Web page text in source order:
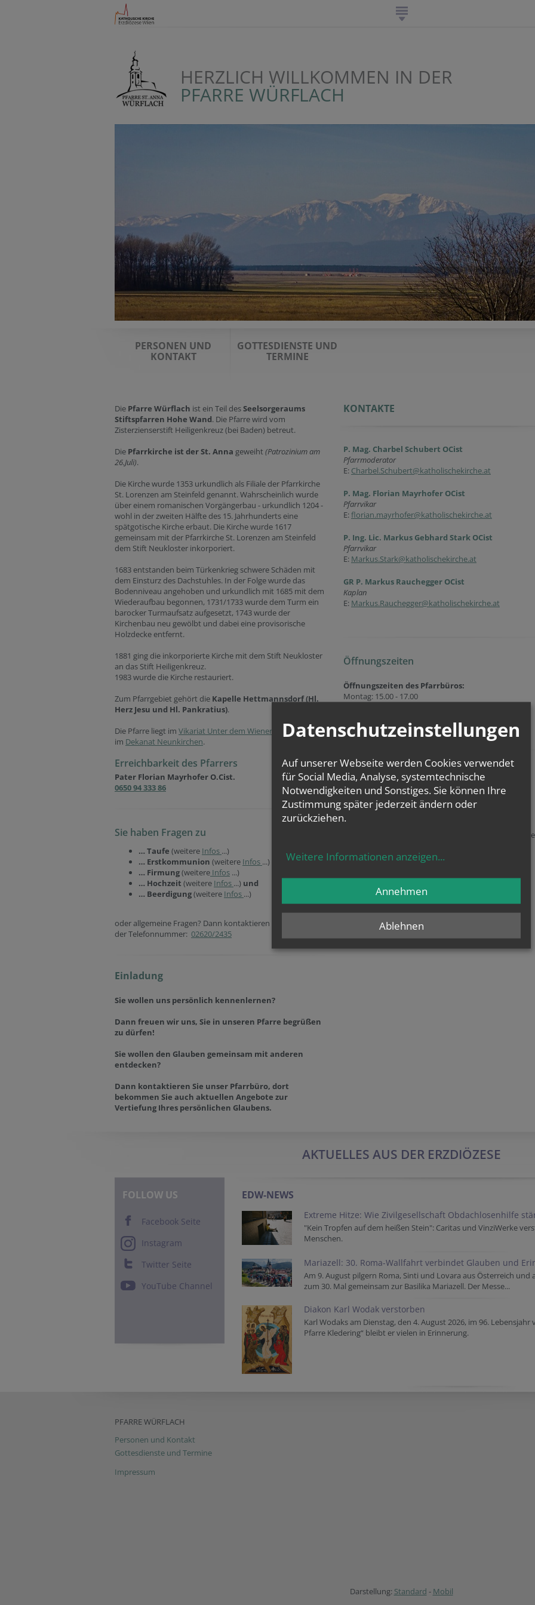
HERZLICH WILLKOMMEN IN DER
PFARRE WÜRFLACH
PERSONEN UND
KONTAKT
GOTTESDIENSTE UND
TERMINE
Die Pfarre Würflach ist ein Teil desSeelsorgeraums
Stiftspfarren Hohe Wand. Die Pfarre wird vom
Zisterzienserstift Heiligenkreuz (bei Baden) betreut.
Die Pfarrkirche ist der St. Anna geweiht (Patrozinium am
26.Juli).
Die Kirche wurde 1353 urkundlich als Filiale der Pfarrkirche
St. Lorenzen am Steinfeld genannt. Wahrscheinlich wurde
über einem romanischen Vorgängerbau - urkundlich 1204 -
wohl in der zweiten Hälfte des 15. Jahrhunderts eine
spätgotische Kirche erbaut. Die Kirche wurde 1617
gemeinsam mit der Pfarrkirche St. Lorenzen am Steinfeld
dem Stift Neukloster inkorporiert.
1683 entstanden beim Türkenkrieg schwere Schäden mit
dem Einsturz des Dachstuhles. In der Folge wurde das
Bodenniveau angehoben und urkundlich mit 1685 mit dem
Wiederaufbau begonnen, 1731/1733 wurde dem Turm ein
barocker Turmaufsatz aufgesetzt, 1743 wurde der
Kirchenbau neu gewölbt und dabei eine provisorische
Holzdecke entfernt.
1881 ging die inkorporierte Kirche mit dem Stift Neukloster
an das Stift Heiligenkreuz.
1983 wurde die Kirche restauriert.
Zum Pfarrgebiet gehört die Kapelle Hettmannsdorf (Hl.
Herz Jesu und Hl. Pankratius).
Die Pfarre liegt im Vikariat Unter dem Wienerwald
und
im Dekanat Neunkirchen.
Erreichbarkeit des Pfarrers
Pater Florian Mayrhofer O.Cist.
0650 94 333 86
Sie haben Fragen zu
… Taufe (weitere Infos ...)
… Erstkommunion (weitere Infos ...)
… Firmung(weitere Infos ...)
… Hochzeit (weitere Infos ...) und
… Beerdigung(weitere Infos ...)
oder allgemeine Fragen? Dann kontaktieren Sie uns unter
der Telefonnummer: 02620/2435
Einladung
Sie wollen uns persönlich kennenlernen?
Dann freuen wir uns, Sie in unseren Pfarre begrüßen
zu dürfen!
Sie wollen den Glauben gemeinsam mit anderen
entdecken?
Dann kontaktieren Sie unser Pfarrbüro, dort
bekommen Sie auch aktuellen Angebote zur
Vertiefung Ihres persönlichen Glaubens.
KONTAKTE
P. Mag. Charbel Schubert OCist
Pfarrmoderator
E: Charbel.Schubert@katholischekirche.at
P. Mag. Florian Mayrhofer OCist
Pfarrvikar
E:florian.mayrhofer@katholischekirche.at
P. Ing. Lic. Markus Gebhard Stark OCist
Pfarrvikar
E: Markus.Stark@katholischekirche.at
GR P. Markus Rauchegger OCist
Kaplan
E: Markus.Rauchegger@katholischekirche.at
Öffnungszeiten
Öffnungszeiten des Pfarrbüros:
Montag: 15.00 - 17.00
Montag bis Sonntag: 7.00 - 17.00
Gottesdienstzeiten in der Pfarrkirche:
Montag: 8.00
Freitag: 18.30
Sonntag: 9.00
Beichtzeiten:
Freitag im Anschluss an die Heilige Messe, während
Sonntag 8.15 - 8.45
Rosenkranz:
Freitag um 18:00
Freitags im Anschluss an die Heilige Messe
AKTUELLES AUS DER ERZDIÖZESE
FOLLOW US
Facebook Seite
Instagram
Twitter Seite
YouTube Channel
EDW-NEWS
Extreme Hitze: Wie Zivilgesellschaft Obdachlosenhilfe
"Kein Tropfen auf dem heißen Stein": Caritas und VinziWerke
Menschen.
Mariazell: 30. Roma-Wallfahrt verbindet Glauben und
Am 9. August pilgern Roma, Sinti und Lovara aus Österreich
zum 30. Mal gemeinsam zur Basilika Mariazell. Der Messe...
Diakon Karl Wodak verstorben
Karl Wodaks am Dienstag, den 4. August 2026, im 96.
Pfarre Kledering“ bleibt er vielen in Erinnerung.
PFARRE WÜRFLACH
Personen und Kontakt
Gottesdienste und Termine
Impressum
Darstellung: Standard - Mobil
Datenschutzeinstellungen
Auf unserer Webseite werden Cookies verwendet
für Social Media, Analyse, systemtechnische
Notwendigkeiten und Sonstiges. Sie können Ihre
Zustimmung später jederzeit ändern oder
zurückziehen.
Weitere Informationen anzeigen...
Ablehnen
Annehmen